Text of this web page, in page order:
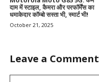
दाम में स्टाइल, कैमरा और परफॉर्मेंस का
धमाकेदार कॉम्बो सस्ता भी, स्मार्ट भी!
October 21, 2025
Leave a Comment